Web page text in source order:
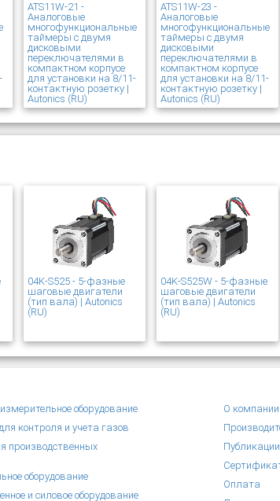
ATS11W-21 -
Аналоговые
многофункциональные
таймеры с двумя
дисковыми
переключателями в
компактном корпусе
для установки на 8/11-
контактную розетку |
Autonics (RU)
ATS11W-23 -
Аналоговые
многофункциональные
таймеры с двумя
дисковыми
переключателями в
компактном корпусе
для установки на 8/11-
контактную розетку |
Autonics (RU)
04K-S525 - 5-фазные
шаговые двигатели
(тип вала) | Autonics
(RU)
04K-S525W - 5-фазные
шаговые двигатели
(тип вала) | Autonics
(RU)
оборудование
контроля и учета газов
производственных
оборудование
и силовое оборудование
О компании
Публикации
Оплата